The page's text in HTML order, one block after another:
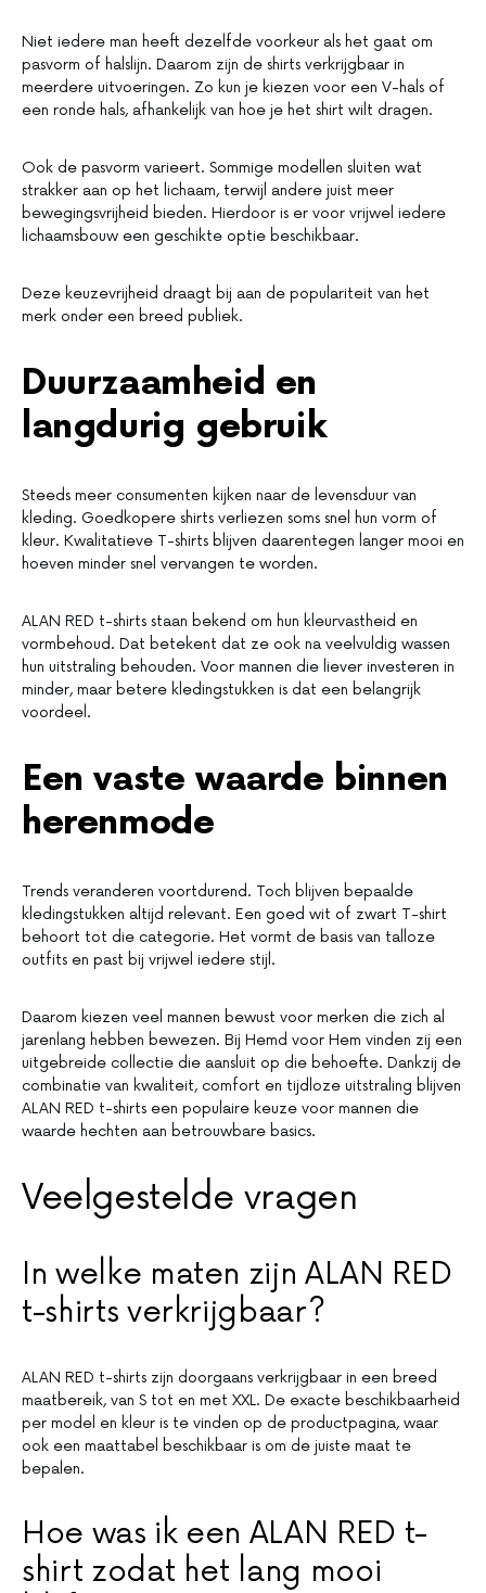
Niet iedere man heeft dezelfde voorkeur als het gaat om
pasvorm of halslijn. Daarom zijn de shirts verkrijgbaar in
meerdere uitvoeringen. Zo kun je kiezen voor een V-hals of
een ronde hals, afhankelijk van hoe je het shirt wilt dragen.
Ook de pasvorm varieert. Sommige modellen sluiten wat
strakker aan op het lichaam, terwijl andere juist meer
bewegingsvrijheid bieden. Hierdoor is er voor vrijwel iedere
lichaamsbouw een geschikte optie beschikbaar.
Deze keuzevrijheid draagt bij aan de populariteit van het
merk onder een breed publiek.
Duurzaamheid en
langdurig gebruik
Steeds meer consumenten kijken naar de levensduur van
kleding. Goedkopere shirts verliezen soms snel hun vorm of
kleur. Kwalitatieve T-shirts blijven daarentegen langer mooi en
hoeven minder snel vervangen te worden.
ALAN RED t-shirts staan bekend om hun kleurvastheid en
vormbehoud. Dat betekent dat ze ook na veelvuldig wassen
hun uitstraling behouden. Voor mannen die liever investeren in
minder, maar betere kledingstukken is dat een belangrijk
voordeel.
Een vaste waarde binnen
herenmode
Trends veranderen voortdurend. Toch blijven bepaalde
kledingstukken altijd relevant. Een goed wit of zwart T-shirt
behoort tot die categorie. Het vormt de basis van talloze
outfits en past bij vrijwel iedere stijl.
Daarom kiezen veel mannen bewust voor merken die zich al
jarenlang hebben bewezen. Bij Hemd voor Hem vinden zij een
uitgebreide collectie die aansluit op die behoefte. Dankzij de
combinatie van kwaliteit, comfort en tijdloze uitstraling blijven
ALAN RED t-shirts een populaire keuze voor mannen die
waarde hechten aan betrouwbare basics.
Veelgestelde vragen
In welke maten zijn ALAN RED
t-shirts verkrijgbaar?
ALAN RED t-shirts zijn doorgaans verkrijgbaar in een breed
maatbereik, van S tot en met XXL. De exacte beschikbaarheid
per model en kleur is te vinden op de productpagina, waar
ook een maattabel beschikbaar is om de juiste maat te
bepalen.
Hoe was ik een ALAN RED t-
shirt zodat het lang mooi